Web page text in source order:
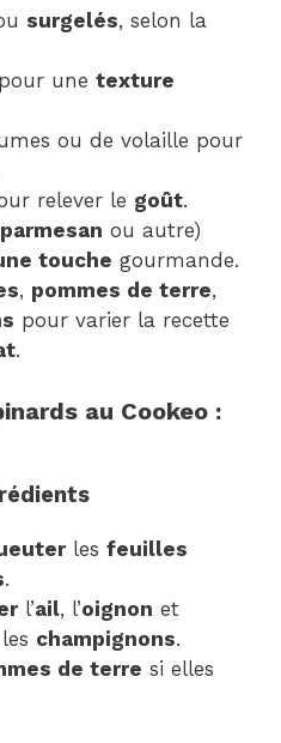
surgelés, selon la
pour une texture
ou de volaille pour
relever le goût.
parmesan ou autre)
touche gourmande.
, pommes de terre,
pour varier la recette
.
au Cookeo :
les feuilles
.
l’ail, l’oignon et
champignons.
de terre si elles